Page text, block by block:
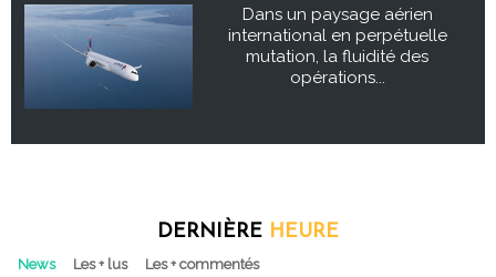
Dans un paysage aérien
international en perpétuelle
mutation, la fluidité des
opérations...
DERNIÈRE HEURE
News Les + lus Les + commentés